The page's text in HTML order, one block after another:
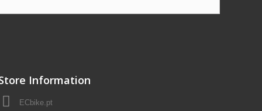
Information
ECbike.pt